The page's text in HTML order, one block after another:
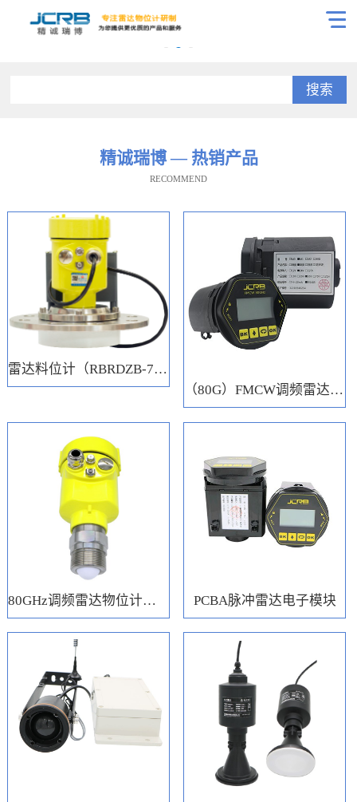
搜索
精诚瑞博 — 热销产品
RECOMMEND
雷达料位计（RBRDZB-71-6-C）
（80G）FMCW调频雷达电子模块
80GHz调频雷达物位计（RBRD71） PCBA脉冲雷达电子模块